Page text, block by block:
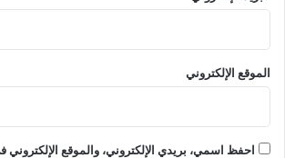
الموقع الإلكتروني
احفظ اسمي، بريدي الإلكتروني، والموقع الإلكتروني